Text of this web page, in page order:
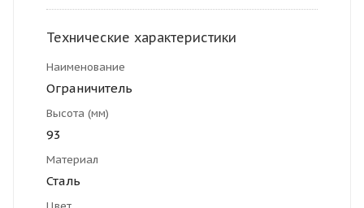
Технические характеристики
Наименование
Ограничитель
Высота (мм)
93
Материал
Сталь